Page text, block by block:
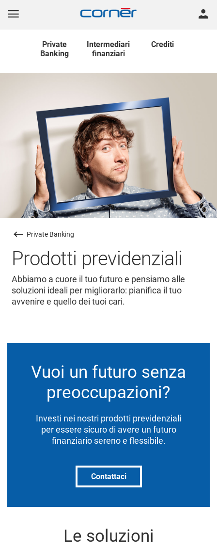
Private
Banking
Intermediari
finanziari
Crediti
Private Banking
Prodotti previdenziali
Abbiamo a cuore il tuo futuro e pensiamo alle
soluzioni ideali per migliorarlo: pianifica il tuo
avvenire e quello dei tuoi cari.
Vuoi un futuro senza
preoccupazioni?
Investi nei nostri prodotti previdenziali
per essere sicuro di avere un futuro
finanziario sereno e flessibile.
Contattaci
Le soluzioni